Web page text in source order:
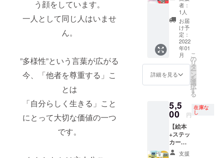
う顔をしています。
一人として同じ人はいませ
ん。
”多様性”という言葉が広がる
今、「他者を尊重する」こ
とは
「自分らしく生きる」こと
にとって大切な価値の一つ
です。
だきま
すこ
と、予
めご理
解下さ
い。お
写真共
有の流
れは、
支援後
順を送
付いた
しま
す。 ※
パズル
サイ
ズ：約
による
出張家
族写真
撮影も
いたし
ます！
★リ
ターン
セット
① 似顔
絵つ
き！絵
ろいじ
てん
しゃ」
② オリ
ジナル
パズル
③ 塗り
い & ラ
イブペ
イント
コー
ス】 絵
本とパ
ズルの
お届け
に加
え、あ
なたの
お家・
幼稚園/
学童な
どにお
伺い
し、絵
本「し
ろいじ
者：
1人
お届
け予
定：
2022
年01
月
詳細を見る
こ
の
リ
タ
ー
ン
を
選
択
す
る
5,5
00 円
在庫な
し
【絵本
+ステッ
カー
コー支援